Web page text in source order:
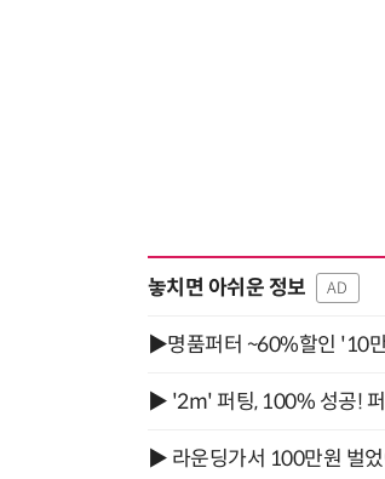
놓치면 아쉬운 정보 AD
▶명품퍼터 ~60%할인 '10
▶ '2m' 퍼팅, 100% 성공!
▶ 라운딩가서 100만원 벌